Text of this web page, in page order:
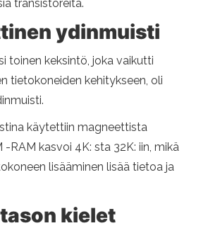
transistoreita.
ydinmuisti
toinen keksintö, joka vaikutti
tietokoneiden kehitykseen, oli
käytettiin magneettista
-RAM kasvoi 4K: sta 32K: iin, mikä
lisääminen lisää tietoa ja
kielet